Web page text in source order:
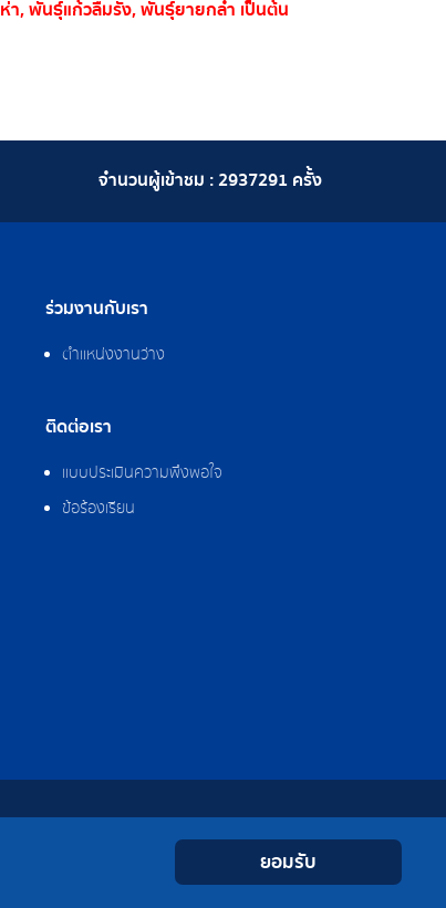
า, พันธุ์แก้วลืมรัง, พันธุ์ยายกล่ำ เป็นต้น
จำนวนผู้เข้าชม :2937291 ครั้ง
ร่วมงานกับเรา
ตำแหน่งงานว่าง
ติดต่อเรา
แบบประเมินความพึงพอใจ
ข้อร้องเรียน
ยอมรับ
ContactYoutube
LINEFacebook
Instagram